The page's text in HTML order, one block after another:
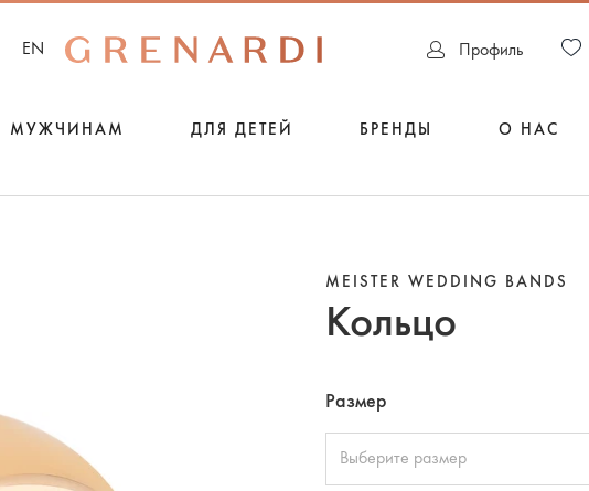
Пpофиль
EN
МУЖЧИНАМ ДЛЯ ДЕТЕЙ БРЕНДЫ О НАС
MEISTER WEDDING BANDS
Кольцо
Размер
Выберите размер